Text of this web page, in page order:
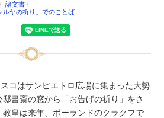
諸文書
ルヤの祈り」でのことば
コはサンピエトロ広場に集まった大勢
書斎の窓から「お告げの祈り」をさ
皇は来年、ポーランドのクラクフで